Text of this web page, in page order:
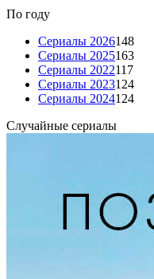
По году
Сериалы 2026148
Сериалы 2025163
Сериалы 2022117
Сериалы 2023124
Сериалы 2024124
Случайные сериалы